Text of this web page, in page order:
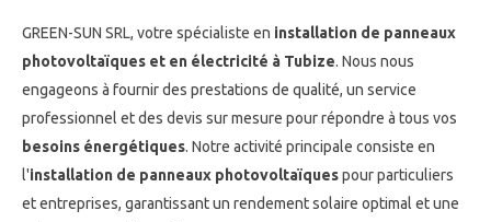
GREEN-SUN SRL, votre spécialiste en installation de panneaux
photovoltaïques et en électricité à Tubize. Nous nous
engageons à fournir des prestations de qualité, un service
professionnel et des devis sur mesure pour répondre à tous vos
besoins énergétiques. Notre activité principale consiste en
l'installation de panneaux photovoltaïquespour particuliers
et entreprises, garantissant un rendement solaire optimal et une